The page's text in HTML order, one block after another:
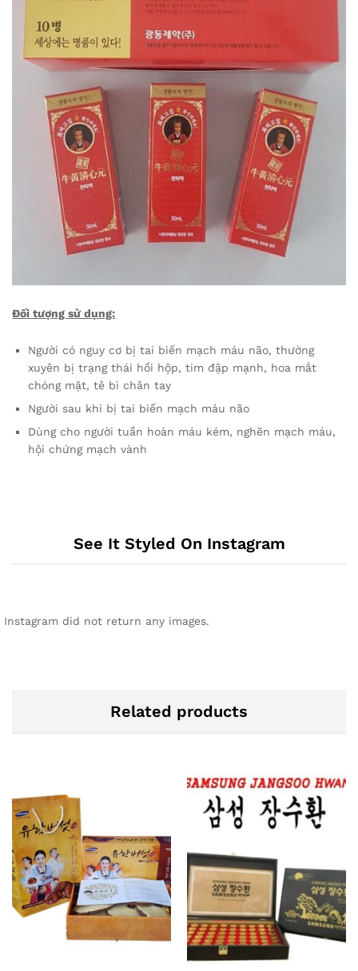
Đối tượng sử dụng:
Người có nguy cơ bị tai biến mạch máu não, thường
xuyên bị trạng thái hồi hộp, tim đập mạnh, hoa mắt
chóng mặt, tê bì chân tay
Người sau khi bị tai biến mạch máu não
Dùng cho người tuần hoàn máu kém, nghẽn mạch máu,
hội chứng mạch vành
See It Styled On Instagram
Instagram did not return any images.
Related products